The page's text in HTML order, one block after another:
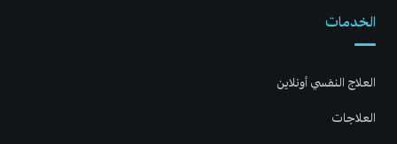
الخدمات
العلاج النفسي أونلاين
العلاجات